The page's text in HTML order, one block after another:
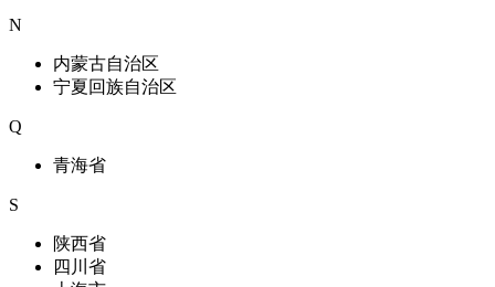
N
内蒙古自治区
宁夏回族自治区
Q
青海省
S
陕西省
四川省